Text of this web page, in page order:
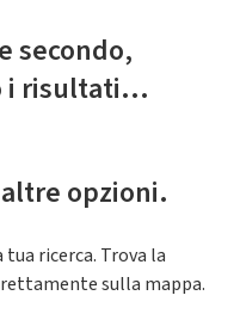
secondo,
i risultati...
opzioni.
ricerca. Trova la
sulla mappa.